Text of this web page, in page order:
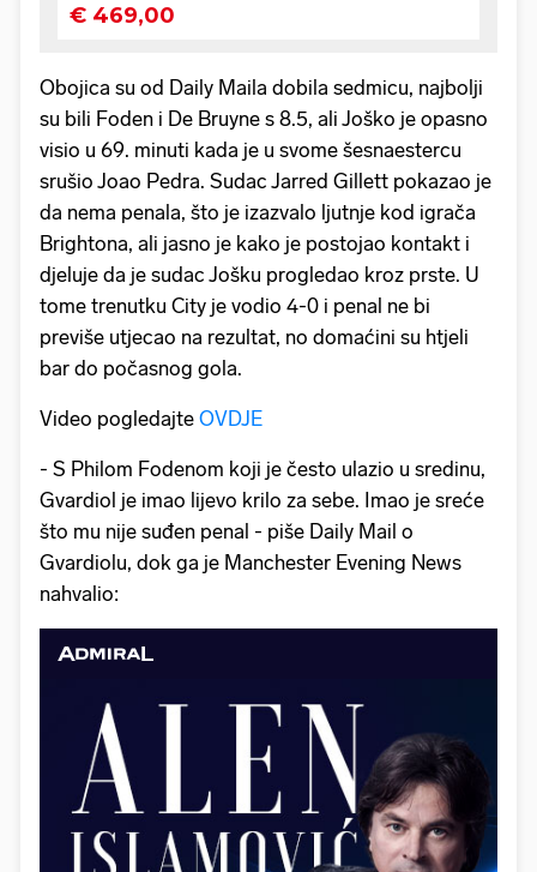
Obojica su od Daily Maila dobila sedmicu, najbolji
su bili Foden i De Bruyne s 8.5, ali Joško je opasno
visio u 69. minuti kada je u svome šesnaestercu
srušio Joao Pedra. Sudac Jarred Gillett pokazao je
da nema penala, što je izazvalo ljutnje kod igrača
Brightona, ali jasno je kako je postojao kontakt i
djeluje da je sudac Jošku progledao kroz prste. U
tome trenutku City je vodio 4-0 i penal ne bi
previše utjecao na rezultat, no domaćini su htjeli
bar do počasnog gola.
Video pogledajte OVDJE
- S Philom Fodenom koji je često ulazio u sredinu,
Gvardiol je imao lijevo krilo za sebe. Imao je sreće
što mu nije suđen penal - piše Daily Mail o
Gvardiolu, dok ga je Manchester Evening News
nahvalio: